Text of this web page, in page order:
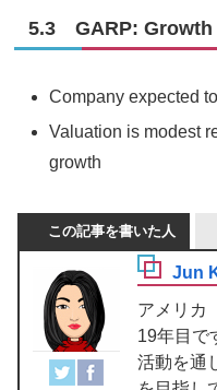
5.3 GARP: Growth
Company expected
Valuation is modest
growth
この記事を書いた人
Jun
アメリカ
19年目で
活動を通